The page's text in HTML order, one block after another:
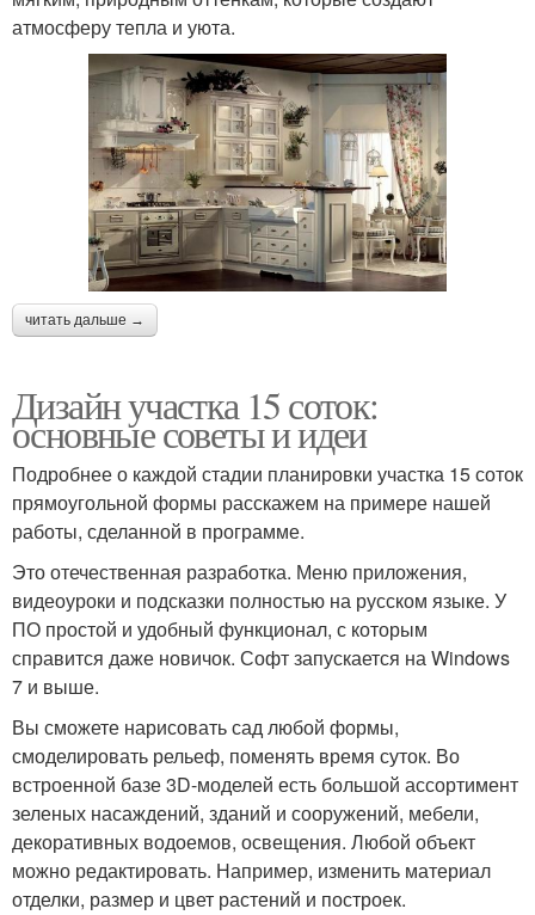
атмосферу тепла и уюта.
читать дальше →
Дизайн участка 15 соток:
основные советы и идеи
Подробнее о каждой стадии планировки участка 15 соток
прямоугольной формы расскажем на примере нашей
работы, сделанной в программе.
Это отечественная разработка. Меню приложения,
видеоуроки и подсказки полностью на русском языке. У
ПО простой и удобный функционал, с которым
справится даже новичок. Софт запускается на Windows
7 и выше.
Вы сможете нарисовать сад любой формы,
смоделировать рельеф, поменять время суток. Во
встроенной базе 3D-моделей есть большой ассортимент
зеленых насаждений, зданий и сооружений, мебели,
декоративных водоемов, освещения. Любой объект
можно редактировать. Например, изменить материал
отделки, размер и цвет растений и построек.